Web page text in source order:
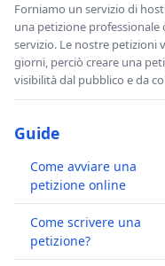
Forniamo un servizio di
una petizione
servizio. Le nostre
giorni, perciò creare una
visibilità dal pubblico e da
Guide
Come avviare una
petizione online
Come scrivere una
petizione?